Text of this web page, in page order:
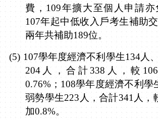
費， 109年擴大至個人申請亦
107年起中低收入戶考生補助
兩年共補助189位。
(5) 107學年度經濟不利學生134人
204 人，合計 338 人，較 106
0.76% ； 108學年度經濟不利學
弱勢學生223 人，合計341人，
加0.8%。